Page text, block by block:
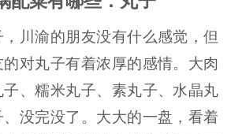
渝的朋友没有什么感觉，但
对丸子有着浓厚的感情。大肉
、糯米丸子、素丸子、水晶丸
没完没了。大大的一盘，看着